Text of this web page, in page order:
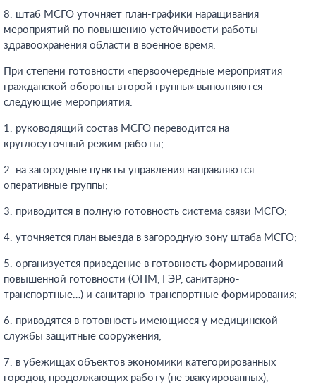
8. штаб МСГО уточняет план-графики наращивания
мероприятий по повышению устойчивости работы
здравоохранения области в военное время.
При степени готовности «первоочередные мероприятия
гражданской обороны второй группы» выполняются
следующие мероприятия:
1. руководящий состав МСГО переводится на
круглосуточный режим работы;
2. на загородные пункты управления направляются
оперативные группы;
3. приводится в полную готовность система связи МСГО;
4. уточняется план выезда в загородную зону штаба МСГО;
5. организуется приведение в готовность формирований
повышенной готовности (ОПМ, ГЭР, санитарно-
транспортные…) и санитарно-транспортные формирования;
6. приводятся в готовность имеющиеся у медицинской
службы защитные сооружения;
7. в убежищах объектов экономики категорированных
городов, продолжающих работу (не эвакуированных),